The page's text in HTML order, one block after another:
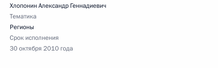
Хлопонин Александр Геннадиевич
Тематика
Регионы
Срок исполнения
30 октября 2010 года